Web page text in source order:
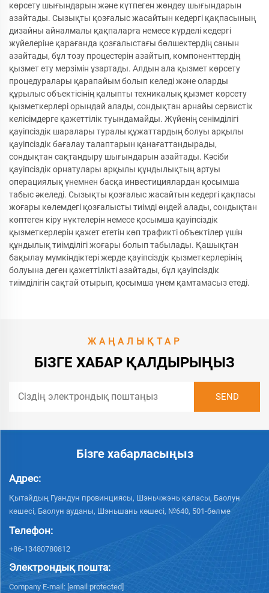
көрсету шығындарын және күтпеген жөндеу шығындарын
азайтады. Сызықты қозғалыс жасайтын кедергі қақпасының
дизайны айналмалы қақпаларға немесе күрделі кедергі
жүйелеріне қарағанда қозғалыстағы бөлшектердің санын
азайтады, бұл тозу процестерін азайтып, компоненттердің
қызмет ету мерзімін ұзартады. Алдын ала қызмет көрсету
процедуралары қарапайым болып келеді және оларды
құрылыс объектісінің қалыпты техникалық қызмет көрсету
қызметкерлері орындай алады, сондықтан арнайы сервистік
келісімдерге қажеттілік туындамайды. Жүйенің сенімділігі
қауіпсіздік шаралары туралы құжаттардың болуы арқылы
қауіпсіздік бағалау талаптарын қанағаттандырады,
сондықтан сақтандыру шығындарын азайтады. Кәсіби
қауіпсіздік орнатулары арқылы құндылықтың артуы
операциялық үнемнен басқа инвестициялардан қосымша
табыс әкеледі. Сызықты қозғалыс жасайтын кедергі қақпасы
жоғары көлемдегі қозғалысты тиімді өңдей алады, сондықтан
көптеген кіру нүктелерін немесе қосымша қауіпсіздік
қызметкерлерін қажет ететін көп трафикті объектілер үшін
құндылық тиімділігі жоғары болып табылады. Қашықтан
бақылау мүмкіндіктері жерде қауіпсіздік қызметкерлерінің
болуына деген қажеттілікті азайтады, бұл қауіпсіздік
тиімділігін сақтай отырып, қосымша үнем қамтамасыз етеді.
ЖАҢАЛЫҚТАР
БІЗГЕ ХАБАР ҚАЛДЫРЫҢЫЗ
Бізге хабарласыңыз
Адрес:
Қытайдың Гуандун провинциясы, Шэньчжэнь қаласы, Баолун
көшесі, Баолун ауданы, Шэньшань көшесі, №640, 501-бөлме
Телефон:
+86-13480780812
Электрондық пошта:
Company E-mail: [email protected]